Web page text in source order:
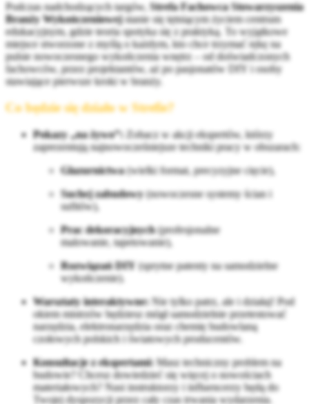
Podczas nadchodzących targów, Strefa Fachowca Stowarzyszenia
Branży Wykończeniowejstanie się tętniącym życiem centrum
edukacyjnym, gdzie teoria spotyka się z praktyką. To wyjątkowe
miejsce stworzone z myślą o każdym, kto chce trzymać rękę na
pulsie nowoczesnego wykończenia wnętrz – od doświadczonych
fachowców, przez projektantów, aż po pasjonatów DIY i osoby
stawiające pierwsze kroki w branży.
Co będzie się działo w Strefie?
Pokazy „na żywo”:
Zobacz w akcji ekspertów, którzy
zaprezentują najnowocześniejsze techniki pracy w obszarach:
Glazurnictwa(wielki format, precyzyjne cięcie),
Suchej zabudowy(nowoczesne systemy ścian i
sufitów),
Prac dekoracyjnych(profesjonalne
malowanie, tapetowanie),
Rozwiązań DIY (sprytne patenty na samodzielne
wykończenie).
Warsztaty interaktywne: Nie tylko patrz, ale i działaj! Pod
okiem mistrzów będziesz mógł samodzielnie przetestować
narzędzia, elektronarzędzia oraz chemię budowlaną
czołowych polskich i światowych producentów.
Konsultacje z ekspertami: Masz techniczny problem na
budowie? Chcesz dowiedzieć się więcej o nowościach
materiałowych? Nasi instruktorzy i influencerzy będą do
Twojej dyspozycji przez cały czas trwania wydarzenia.